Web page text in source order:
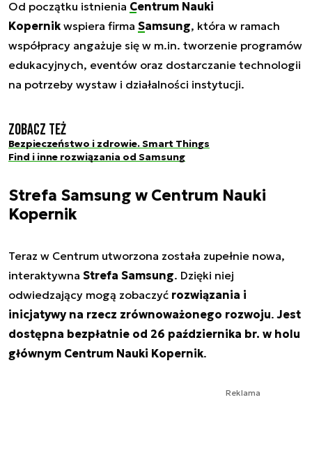
Od początku istnienia Centrum Nauki
Kopernik wspiera firma Samsung, która w ramach
współpracy angażuje się w m.in. tworzenie programów
edukacyjnych, eventów oraz dostarczanie technologii
na potrzeby wystaw i działalności instytucji.
Zobacz też
Bezpieczeństwo i zdrowie. Smart Things
Find i inne rozwiązania od Samsung
Strefa Samsung w Centrum Nauki
Kopernik
Teraz w Centrum utworzona została zupełnie nowa,
interaktywna Strefa Samsung. Dzięki niej
odwiedzający mogą zobaczyć rozwiązania i
inicjatywy na rzecz zrównoważonego rozwoju.Jest
dostępna bezpłatnie od 26 października br. w holu
głównym Centrum Nauki Kopernik.
Reklama